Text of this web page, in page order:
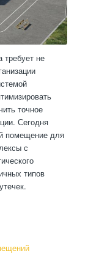
не
точное
Сегодня
помещение для
с
типов